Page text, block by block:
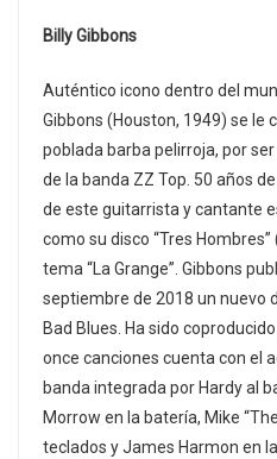
Billy Gibbons
Auténtico icono dentro del
Gibbons (Houston, 1949) se le
poblada barba pelirroja, por
de la banda ZZ Top. 50 años
de este guitarrista y cantante
como su disco “Tres
tema “La Grange”. Gibbons
septiembre de 2018 un nuevo
Bad Blues. Ha sido
once canciones cuenta con el
banda integrada por Hardy al
Morrow en la batería, Mike
teclados y James Harmon en